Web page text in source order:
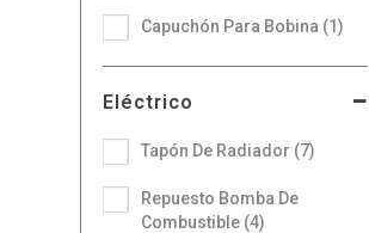
Capuchón Para Bobina (1)
Eléctrico
Tapón De Radiador (7)
Repuesto Bomba De
Combustible (4)